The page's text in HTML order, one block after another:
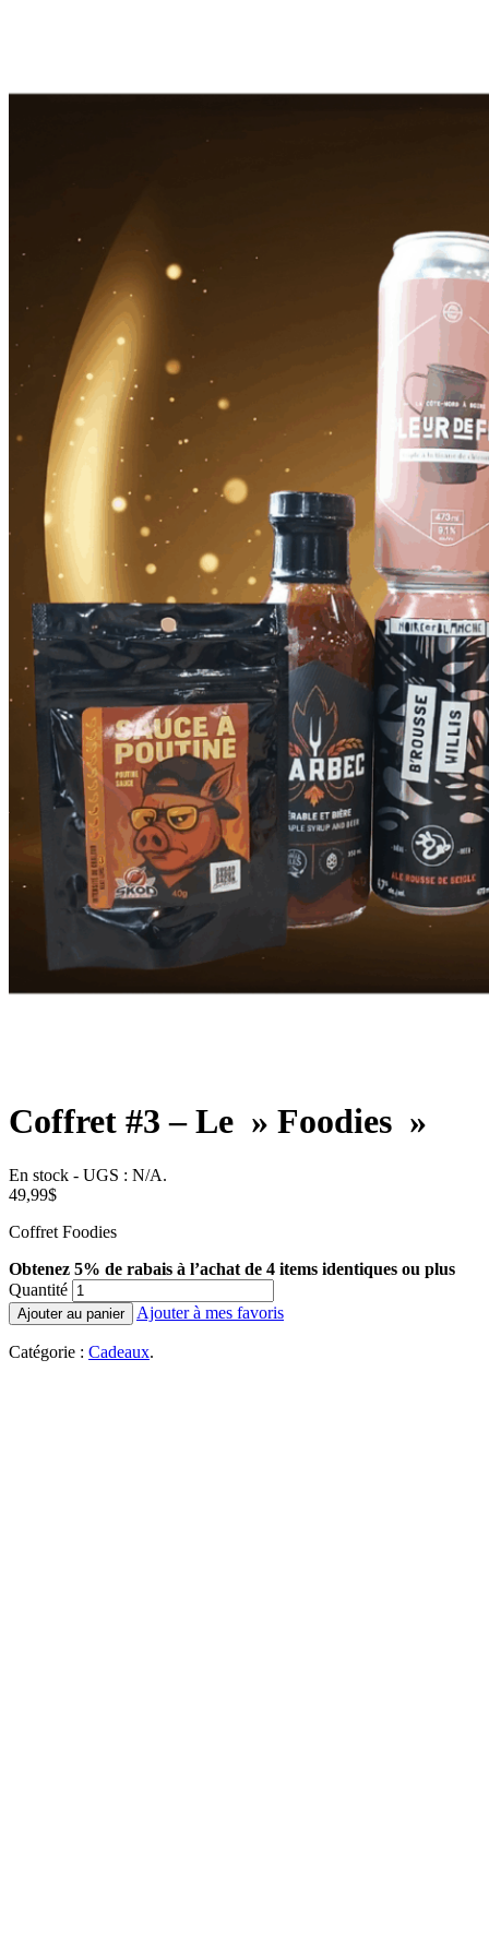
Coffret #3 – Le » Foodies »
En stock - UGS : N/A.
49,99$
Coffret Foodies
Obtenez 5% de rabais à l’achat de 4 items identiques ou plus
Quantité
Ajouter au panier Ajouter à mes favoris
Catégorie : Cadeaux.